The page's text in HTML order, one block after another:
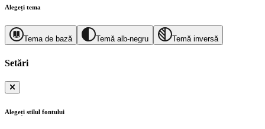
Alegeți tema
Tema de bază Temă alb-negru Temă inversă
Setări
Alegeți stilul fontului